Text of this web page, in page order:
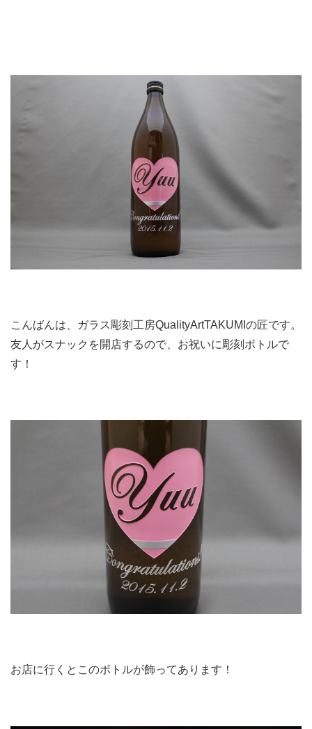
こんばんは、ガラス彫刻工房QualityArtTAKUMIの匠です。
友人がスナックを開店するので、お祝いに彫刻ボトルで
す！
お店に行くとこのボトルが飾ってあります！